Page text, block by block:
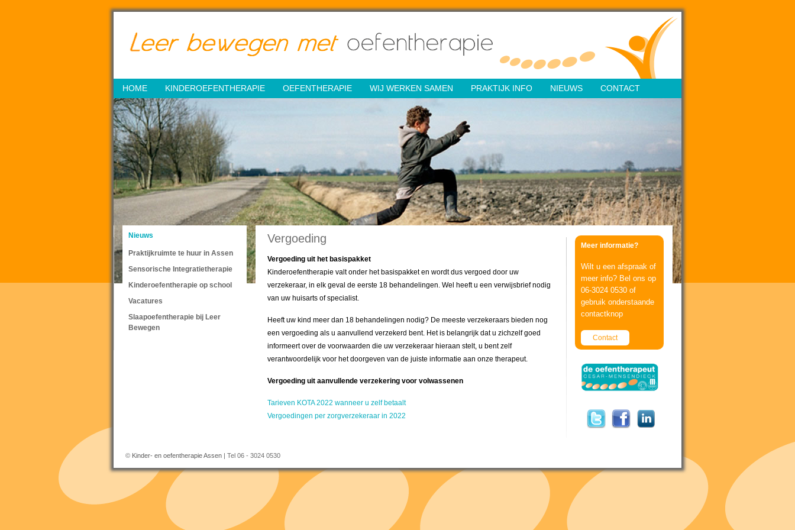
HOME KINDEROEFENTHERAPIE OEFENTHERAPIE WIJ WERKEN SAMEN PRAKTIJK INFO NIEUWS CONTACT
Vergoeding
Vergoeding uit het basispakket
Kinderoefentherapie valt onder het basispakket en wordt dus vergoed door uw
verzekeraar, in elk geval de eerste 18 behandelingen. Wel heeft u een verwijsbrief nodig
van uw huisarts of specialist.
Heeft uw kind meer dan 18 behandelingen nodig? De meeste verzekeraars bieden nog
een vergoeding als u aanvullend verzekerd bent. Het is belangrijk dat u zichzelf goed
informeert over de voorwaarden die uw verzekeraar hieraan stelt, u bent zelf
verantwoordelijk voor het doorgeven van de juiste informatie aan onze therapeut.
Vergoeding uit aanvullende verzekering voor volwassenen
Tarieven KOTA 2022 wanneer u zelf betaalt
Vergoedingen per zorgverzekeraar in 2022
Meer informatie?
Wilt u een afspraak of
meer info? Bel ons op
06-3024 0530 of
gebruik onderstaande
contactknop
Contact
Nieuws
Praktijkruimte te huur in Assen
Sensorische Integratietherapie
Kinderoefentherapie op school
Vacatures
Slaapoefentherapie bij Leer
Bewegen
© Kinder- en oefentherapie Assen | Tel 06 - 3024 0530